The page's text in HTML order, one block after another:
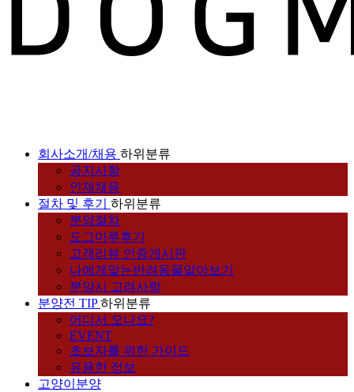
회사소개/채용 하위분류
공지사항
인재채용
절차 및 후기
하위분류
분양절차
도그마루후기
고객리뷰 인증게시판
나에게맞는반려동물알아보기
분양시 고려사항
분양전 TIP 하위분류
어디서 오나요?
EVENT
초보자를 위한 가이드
유용한 정보
고양이분양